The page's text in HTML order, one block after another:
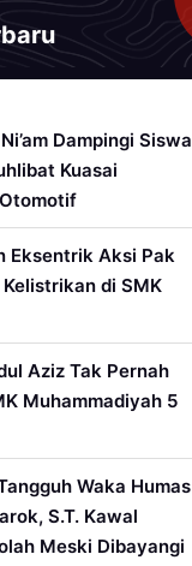
Dampingi Siswa
Kuasai
Eksentrik Aksi Pak
di SMK
Aziz Tak Pernah
Muhammadiyah 5
Waka Humas
S.T. Kawal
Meski Dibayangi